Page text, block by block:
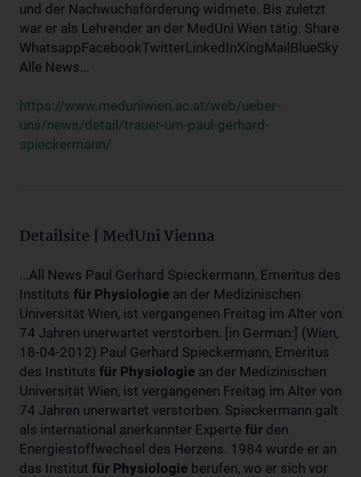
und der Nachwuchsförderung widmete. Bis zuletzt
war er als Lehrender an der MedUni Wien tätig. Share
WhatsappFacebookTwitterLinkedInXingMailBlueSky
Alle News...
https://www.meduniwien.ac.at/web/ueber-
uns/news/detail/trauer-um-paul-gerhard-
spieckermann/
Detailsite | MedUni Vienna
...All News Paul Gerhard Spieckermann, Emeritus des
Instituts für Physiologie an der Medizinischen
Universität Wien, ist vergangenen Freitag im Alter von
74 Jahren unerwartet verstorben. [in German:] (Wien,
18-04-2012) Paul Gerhard Spieckermann, Emeritus
des Instituts für Physiologie an der Medizinischen
Universität Wien, ist vergangenen Freitag im Alter von
74 Jahren unerwartet verstorben. Spieckermann galt
als international anerkannter Experte für den
Energiestoffwechsel des Herzens. 1984 wurde er an
das Institut für Physiologie berufen, wo er sich vor